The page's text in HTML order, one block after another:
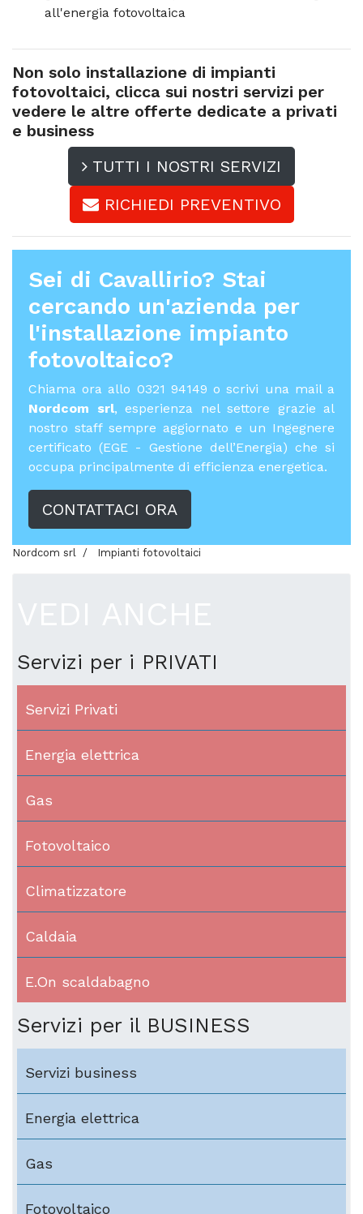
all'energia fotovoltaica
Non solo installazione di impianti
fotovoltaici, clicca sui nostri servizi per
vedere le altre offerte dedicate a privati
e business
TUTTI I NOSTRI SERVIZI
RICHIEDI PREVENTIVO
Sei di Cavallirio? Stai
cercando un'azienda per
l'installazione impianto
fotovoltaico?
Chiama ora allo 0321 94149 o scrivi una mail a
Nordcom srl, esperienza nel settore grazie al
nostro staff sempre aggiornato e un Ingegnere
certificato (EGE - Gestione dell’Energia) che si
occupa principalmente di efficienza energetica.
CONTATTACI ORA
Nordcom srl Impianti fotovoltaici
Servizi per i PRIVATI
Servizi Privati
Energia elettrica
Gas
Fotovoltaico
Climatizzatore
Caldaia
E.On scaldabagno
Servizi per il BUSINESS
Servizi business
Energia elettrica
Gas
Fotovoltaico